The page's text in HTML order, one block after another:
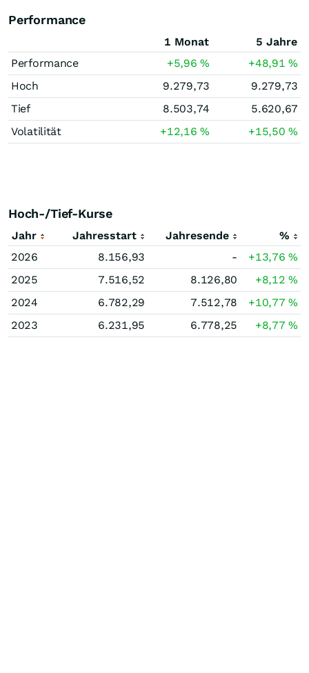
Performance
1 Monat
5 Jahre
Performance
+5,96% +48,91%
Hoch
9.279,73
9.279,73
Tief
8.503,74
5.620,67
Volatilität
+12,16% +15,50%
Hoch-/Tief-Kurse
Jahr Jahresstart Jahresende
%
2026
8.156,93 - +13,76%
2025
7.516,52 8.126,80 +8,12%
2024
6.782,29 7.512,78 +10,77%
2023
6.231,95 6.778,25 +8,77%